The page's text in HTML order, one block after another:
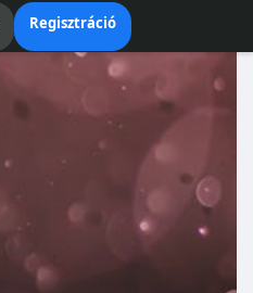
Regisztráció